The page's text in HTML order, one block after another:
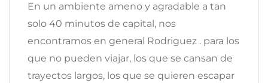
En un ambiente ameno y agradable a tan
solo 40 minutos de capital, nos
encontramos en general Rodriguez . para los
que no pueden viajar, los que se cansan de
trayectos largos, los que se quieren escapar